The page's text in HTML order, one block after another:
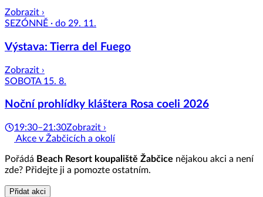
Zobrazit ›
SEZÓNNĚ · do 29. 11.
Výstava: Tierra del Fuego
Zobrazit ›
SOBOTA 15. 8.
Noční prohlídky kláštera Rosa coeli 2026
19:30–21:30Zobrazit ›
Akce v Žabčicích a okolí
Pořádá Beach Resort koupaliště Žabčice nějakou akci a není
zde? Přidejte ji a pomozte ostatním.
Přidat akci